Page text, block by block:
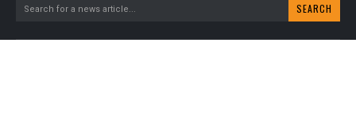
Search for a news article... SEARCH